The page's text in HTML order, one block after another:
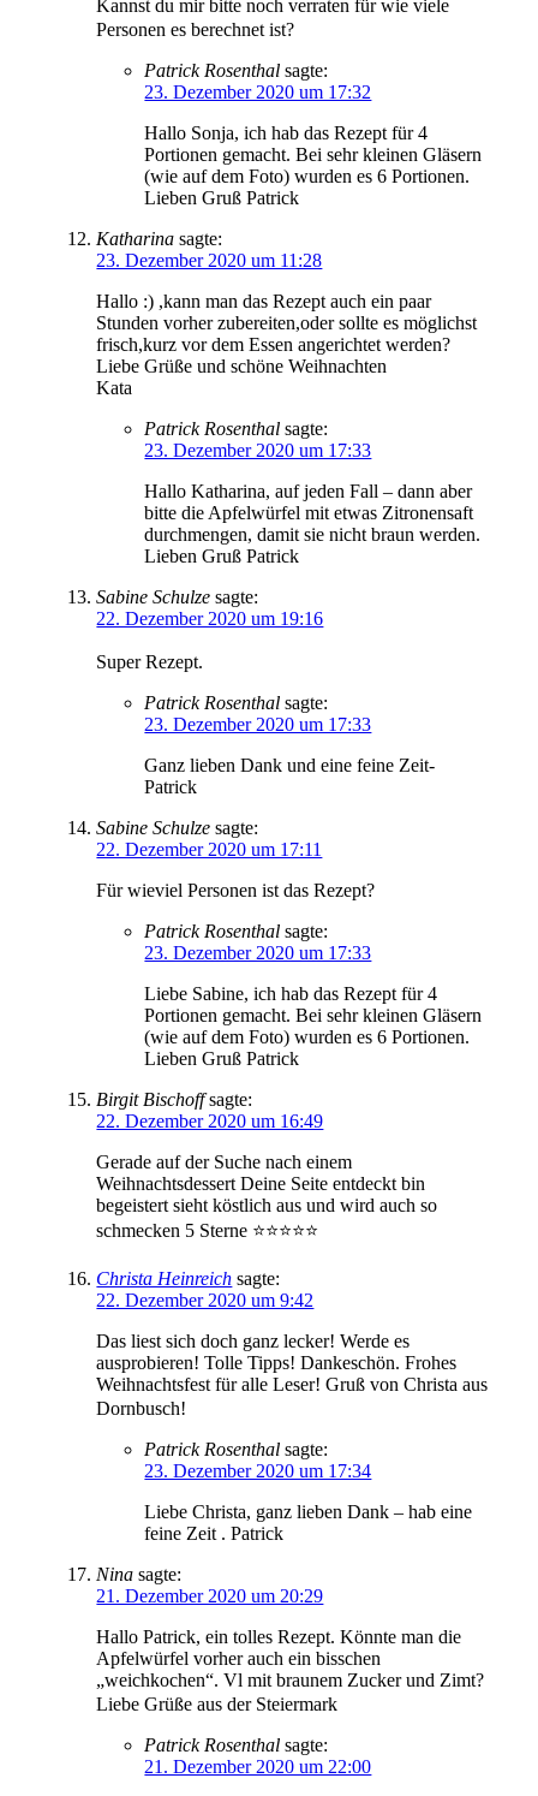
Kannst du mir bitte noch verraten für wie viele
Personen es berechnet ist?
Patrick Rosenthal sagte:
23. Dezember 2020 um 17:32
Hallo Sonja, ich hab das Rezept für 4
Portionen gemacht. Bei sehr kleinen Gläsern
(wie auf dem Foto) wurden es 6 Portionen.
Lieben Gruß Patrick
Katharina sagte:
23. Dezember 2020 um 11:28
Hallo :) ,kann man das Rezept auch ein paar
Stunden vorher zubereiten,oder sollte es möglichst
frisch,kurz vor dem Essen angerichtet werden?
Liebe Grüße und schöne Weihnachten
Kata
Patrick Rosenthal sagte:
23. Dezember 2020 um 17:33
Hallo Katharina, auf jeden Fall – dann aber
bitte die Apfelwürfel mit etwas Zitronensaft
durchmengen, damit sie nicht braun werden.
Lieben Gruß Patrick
Sabine Schulze sagte:
22. Dezember 2020 um 19:16
Super Rezept.
Patrick Rosenthal sagte:
23. Dezember 2020 um 17:33
Ganz lieben Dank und eine feine Zeit-
Patrick
Sabine Schulze sagte:
22. Dezember 2020 um 17:11
Für wieviel Personen ist das Rezept?
Patrick Rosenthal sagte:
23. Dezember 2020 um 17:33
Liebe Sabine, ich hab das Rezept für 4
Portionen gemacht. Bei sehr kleinen Gläsern
(wie auf dem Foto) wurden es 6 Portionen.
Lieben Gruß Patrick
Birgit Bischoff sagte:
22. Dezember 2020 um 16:49
Gerade auf der Suche nach einem
Weihnachtsdessert Deine Seite entdeckt bin
begeistert sieht köstlich aus und wird auch so
schmecken 5 Sterne ⭐️⭐️⭐️⭐️⭐️
Christa Heinreich sagte:
22. Dezember 2020 um 9:42
Das liest sich doch ganz lecker! Werde es
ausprobieren! Tolle Tipps! Dankeschön. Frohes
Weihnachtsfest für alle Leser! Gruß von Christa aus
Dornbusch!
Patrick Rosenthal sagte:
23. Dezember 2020 um 17:34
Liebe Christa, ganz lieben Dank – hab eine
feine Zeit . Patrick
Nina sagte:
21. Dezember 2020 um 20:29
Hallo Patrick, ein tolles Rezept. Könnte man die
Apfelwürfel vorher auch ein bisschen
„weichkochen“. Vl mit braunem Zucker und Zimt?
Liebe Grüße aus der Steiermark
Patrick Rosenthal sagte:
21. Dezember 2020 um 22:00